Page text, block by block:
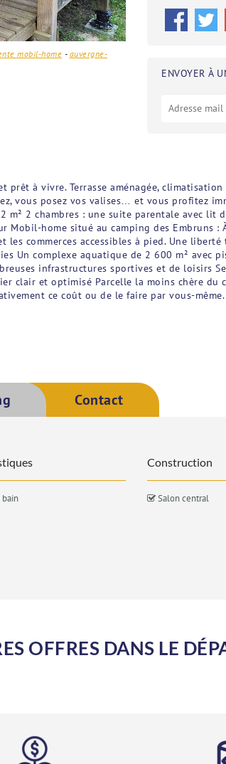
mobil-home - auvergne-
ENVOYER À
à vivre. Terrasse aménagée,
vous posez vos valises… et vous profitez
m² 2 chambres : une suite parentale avec
Mobil-home situé au camping des Embruns
les commerces accessibles à pied. Une
Un complexe aquatique de 2 600 m² avec
infrastructures sportives et de loisirs
clair et optimisé Parcelle la moins chère
ce coût ou de le faire par vous-
Contact
bain
Construction
Salon central
OFFRES DANS LE